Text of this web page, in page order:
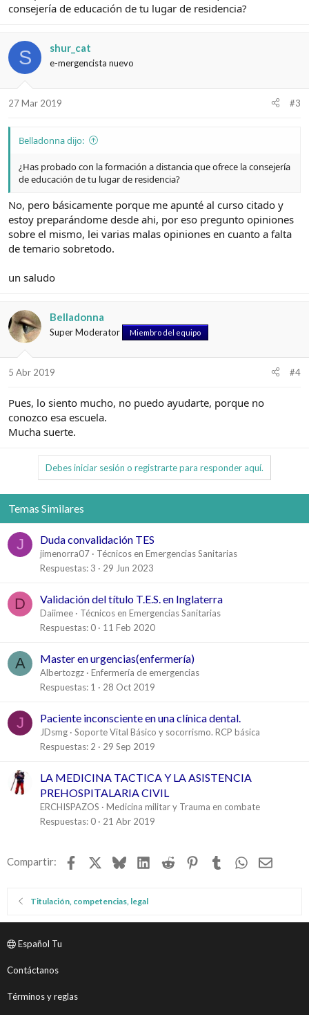
consejería de educación de tu lugar de residencia?
S shur_cat
e-mergencista nuevo
27 Mar 2019 #3
Belladonna dijo:
¿Has probado con la formación a distancia que ofrece la consejería
de educación de tu lugar de residencia?
No, pero básicamente porque me apunté al curso citado y
estoy preparándome desde ahi, por eso pregunto opiniones
sobre el mismo, lei varias malas opiniones en cuanto a falta
de temario sobretodo.
un saludo
Belladonna
Super Moderator Miembro del equipo
5 Abr 2019 #4
Pues, lo siento mucho, no puedo ayudarte, porque no
conozco esa escuela.
Mucha suerte.
Debes iniciar sesión o registrarte para responder aquí.
Temas Similares
J Duda convalidación TES
jimenorra07
Técnicos en Emergencias Sanitarias
Respuestas 3 29 Jun 2023
D Validación del título T.E.S. en Inglaterra
Daiimee
Técnicos en Emergencias Sanitarias
Respuestas 0 11 Feb 2020
A Master en urgencias(enfermería)
Albertozgz
Enfermería de emergencias
Respuestas 1 28 Oct 2019
J Paciente inconsciente en una clínica dental.
JDsmg
Soporte Vital Básico y socorrismo. RCP básica
Respuestas 2 29 Sep 2019
LA MEDICINA TACTICA Y LA ASISTENCIA
PREHOSPITALARIA CIVIL
ERCHISPAZOS
Medicina militar y Trauma en combate
Respuestas 0 21 Abr 2019
Compartir: Facebook BlueskyLinkedIn
Reddit Pinterest
TumblrWhatsApp
Email
Titulación, competencias, legal
Español Tu
Contáctanos
Términos y reglas